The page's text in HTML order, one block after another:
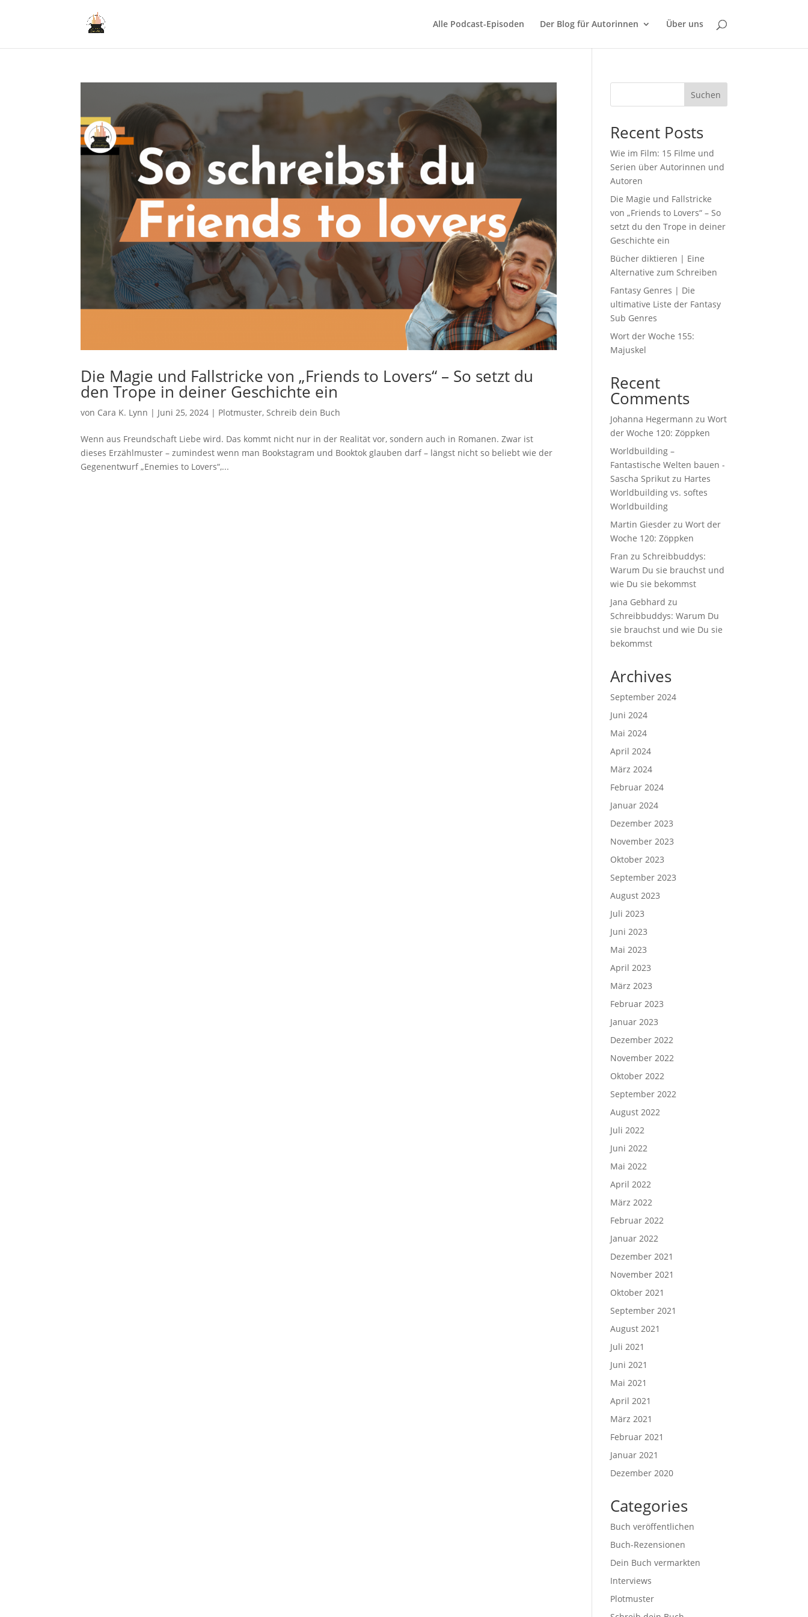
Alle Podcast-Episoden Der Blog für Autorinnen Über uns
Die Magie und Fallstricke von „Friends to Lovers“ – So setzt du
den Trope in deiner Geschichte ein
von Cara K. Lynn | Juni 25, 2024 | Plotmuster,Schreib dein Buch
Wenn aus Freundschaft Liebe wird. Das kommt nicht nur in der Realität vor, sondern auch in Romanen. Zwar ist
dieses Erzählmuster – zumindest wenn man Bookstagram und Booktok glauben darf – längst nicht so beliebt wie der
Gegenentwurf „Enemies to Lovers“,...
Suchen
Recent Posts
Wie im Film: 15 Filme und
Serien über Autorinnen und
Autoren
Die Magie und Fallstricke
von „Friends to Lovers“ – So
setzt du den Trope in deiner
Geschichte ein
Bücher diktieren | Eine
Alternative zum Schreiben
Fantasy Genres | Die
ultimative Liste der Fantasy
Sub Genres
Wort der Woche 155:
Majuskel
Recent
Comments
Johanna Hegermann zuWort
der Woche 120: Zöppken
Worldbuilding –
Fantastische Welten bauen -
Sascha Sprikut zu Hartes
Worldbuilding vs. softes
Worldbuilding
Martin Giesder zuWort der
Woche 120: Zöppken
Fran zuSchreibbuddys:
Warum Du sie brauchst und
wie Du sie bekommst
Jana Gebhard zu
Schreibbuddys: Warum Du
sie brauchst und wie Du sie
bekommst
Archives
September 2024
Juni 2024
Mai 2024
April 2024
März 2024
Februar 2024
Januar 2024
Dezember 2023
November 2023
Oktober 2023
September 2023
August 2023
Juli 2023
Juni 2023
Mai 2023
April 2023
März 2023
Februar 2023
Januar 2023
Dezember 2022
November 2022
Oktober 2022
September 2022
August 2022
Juli 2022
Juni 2022
Mai 2022
April 2022
März 2022
Februar 2022
Januar 2022
Dezember 2021
November 2021
Oktober 2021
September 2021
August 2021
Juli 2021
Juni 2021
Mai 2021
April 2021
März 2021
Februar 2021
Januar 2021
Dezember 2020
Categories
Buch veröffentlichen
Buch-Rezensionen
Dein Buch vermarkten
Interviews
Plotmuster